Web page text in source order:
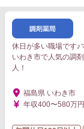
休日が多い職場です♪
いわき市で人気の調
人！
福島県 いわき市
年収400〜580万円